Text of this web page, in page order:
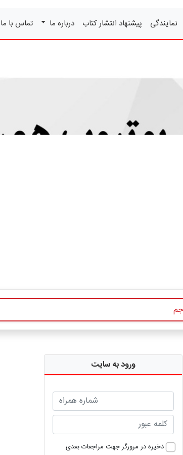
نمایندگی پیشنهاد انتشار کتاب درباره ما تماس با
ورود به سایت
ذخیره در مرورگر جهت مراجعات بعدی